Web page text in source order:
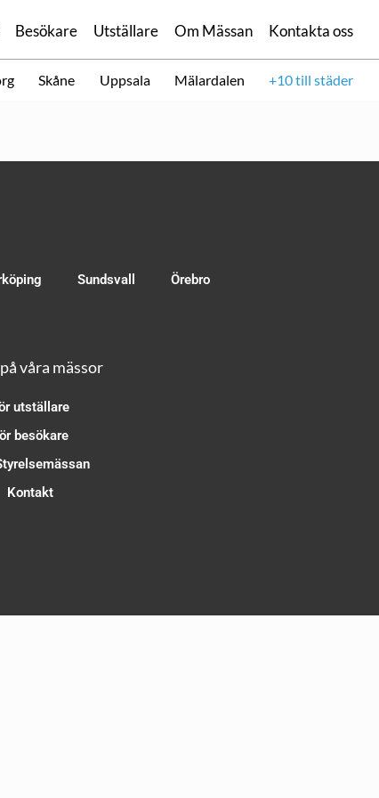
Besökare Utställare Om Mässan Kontakta oss
Skåne Uppsala Mälardalen +10 till städer
Sundsvall Örebro
våra mässor
utställare
besökare
Kontakt